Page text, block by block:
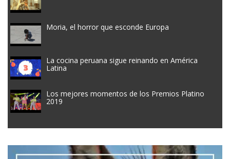
Moria, el horror que esconde Europa
La cocina peruana sigue reinando en América
Latina
Los mejores momentos de los Premios Platino
2019